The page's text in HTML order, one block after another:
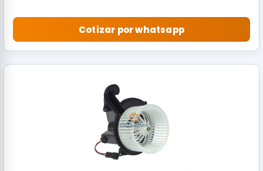
Cotizar por whatsapp